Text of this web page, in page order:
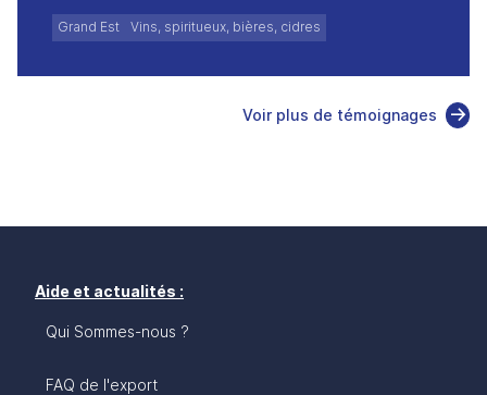
Grand Est Vins, spiritueux, bières, cidres
Voir plus de témoignages
Aide et actualités :
Qui Sommes-nous ?
FAQ de l'export